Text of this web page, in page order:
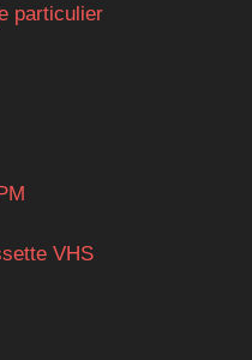
particulier
VHS